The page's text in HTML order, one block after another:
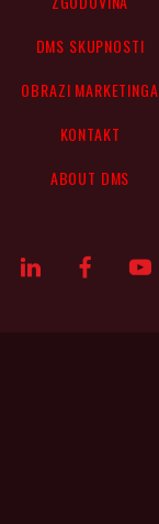
DMS SKUPNOSTI
OBRAZI MARKETINGA
KONTAKT
ABOUT DMS